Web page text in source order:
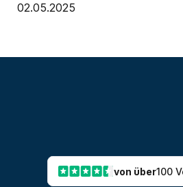
02.05.2025
von über100